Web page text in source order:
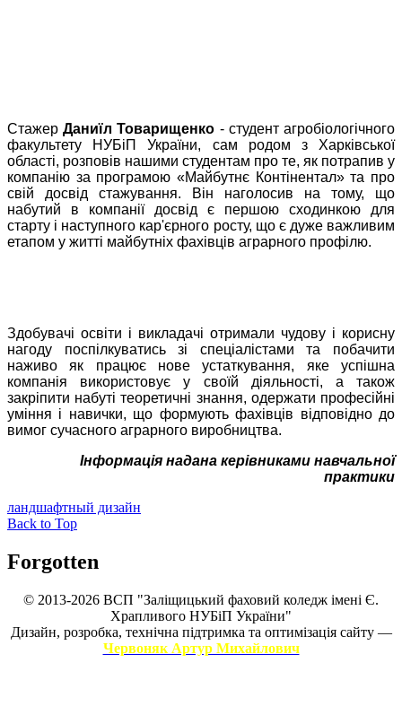
СтажерДаниїл Товарищенко - студент агробіологічного
факультету НУБіП України, сам родом з Харківської
області, розповів нашими студентам про те, як потрапив у
компанію за програмою «Майбутнє Контінентал» та про
свій досвід стажування. Він наголосив на тому, що
набутий в компанії досвід є першою сходинкою для
старту і наступного кар'єрного росту, що є дуже важливим
етапом у житті майбутніх фахівців аграрного профілю.
Здобувачі освіти і викладачі отримали чудову і корисну
нагоду поспілкуватись зі спеціалістами та побачити
наживо як працює нове устаткування, яке успішна
компанія використовує у своїй діяльності, а також
закріпити набуті теоретичні знання, одержати професійні
уміння і навички, що формують фахівців відповідно до
вимог сучасного аграрного виробництва.
Інформація надана керівниками навчальної
практики
ландшафтный дизайн
Back to Top
Forgotten
© 2013-2026 ВСП "Заліщицький фаховий коледж імені Є.
Храпливого НУБіП України"
Дизайн, розробка, технічна підтримка та оптимізація сайту —
Червоняк Артур Михайлович